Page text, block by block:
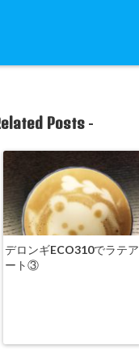
Posts-
デロンギECO310でラテア
ート③